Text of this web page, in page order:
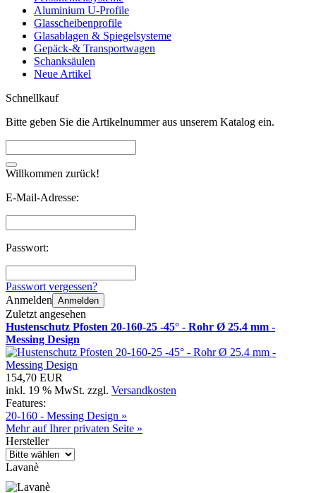
Aluminium U-Profile
Glasscheibenprofile
Glasablagen & Spiegelsysteme
Gepäck-& Transportwagen
Schanksäulen
Neue Artikel
Schnellkauf
Bitte geben Sie die Artikelnummer aus unserem Katalog ein.
Willkommen zurück!
E-Mail-Adresse:
Passwort:
Passwort vergessen?
Anmelden Anmelden
Zuletzt angesehen
Hustenschutz Pfosten 20-160-25 -45° - Rohr Ø 25.4 mm -
Messing Design
154,70 EUR
inkl. 19 % MwSt. zzgl. Versandkosten
Features:
20-160 - Messing Design »
Mehr auf Ihrer privaten Seite »
Hersteller
Lavanè